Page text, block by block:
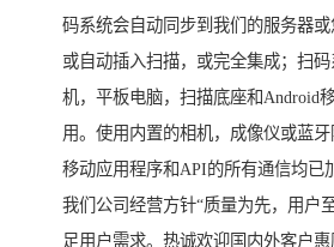
码系统会自动同步到我们的服务器
或自动插入扫描，或完全集成；扫
机，平板电脑，扫描底座和Android
用。使用内置的相机，成像仪或蓝
移动应用程序和API的所有通信均已
我们公司经营方针“质量为先，用户
足用户需求。热诚欢迎国内外客户